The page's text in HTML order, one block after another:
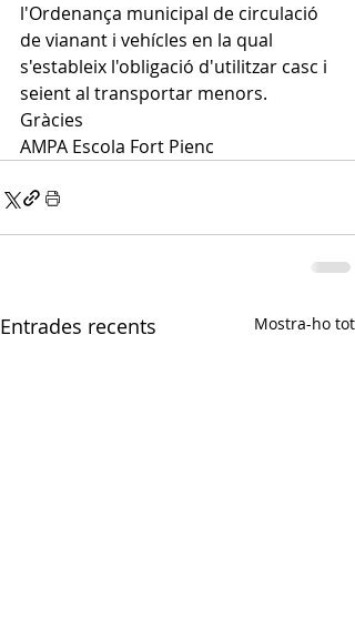
l'Ordenança municipal de circulació
de vianant i vehícles en la qual
s'estableix l'obligació d'utilitzar casc i
seient al transportar menors.
Gràcies
AMPA Escola Fort Pienc
Entrades recents Mostra-ho tot